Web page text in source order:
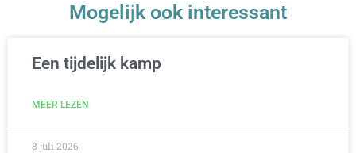
Mogelijk ook interessant
Een tijdelijk kamp
MEER LEZEN
8 juli 2026